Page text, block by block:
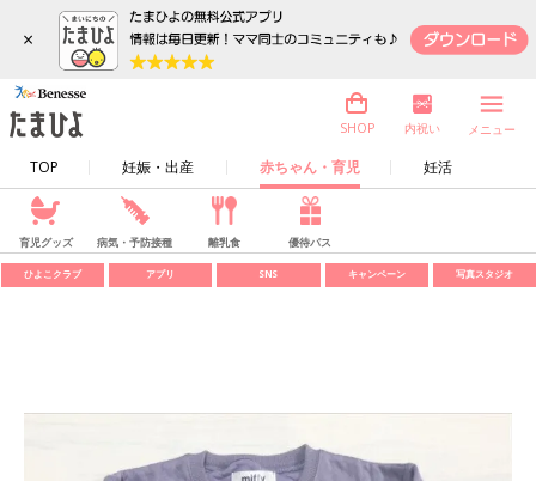
×
TOP 妊娠・出産 赤ちゃん・育児 妊活
SHOP 内祝い メニュー
育児グッズ 病気・予防接種 離乳食 優待パス
ひよこクラブ アプリ SNS キャンペーン 写真スタジオ